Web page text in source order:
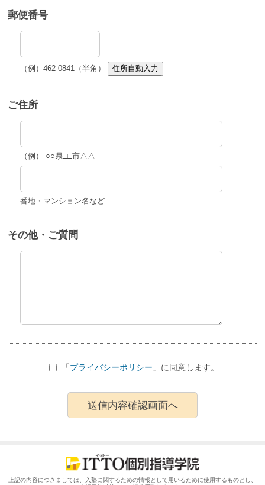
郵便番号
（例）462-0841（半角） 住所自動入力
ご住所
（例） ○○県□□市△△
番地・マンション名など
その他・ご質問
「プライバシーポリシー 」に同意します。
上記の内容につきましては、入塾に関するための情報として用いるために使用するものとし、